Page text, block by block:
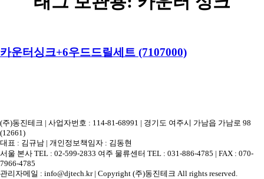
카운터싱크+6우드드릴세트 (7107000)
(주)동진테크 | 사업자번호 : 114-81-68991 | 경기도 여주시 가남읍 가남로 98
(12661)
대표 : 김규남 | 개인정보책임자 : 김동현
서울 본사 TEL : 02-599-2833 여주 물류센터 TEL : 031-886-4785 | FAX : 070-
7966-4785
관리자메일 : info@djtech.kr | Copyright (주)동진테크 All rights reserved.